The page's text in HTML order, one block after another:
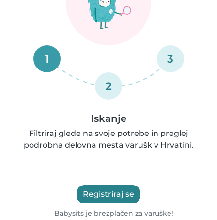
1
2
3
Iskanje
Filtriraj glede na svoje potrebe in preglej
podrobna delovna mesta varušk v Hrvatini.
Registriraj se
Babysits je brezplačen za varuške!